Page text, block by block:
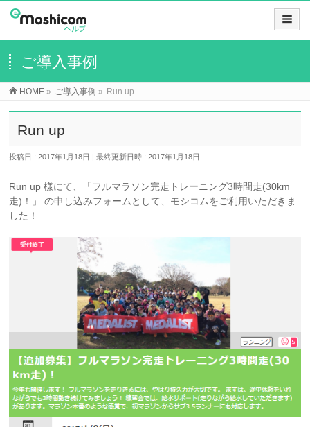
ご導入事例
HOME » ご導入事例 » Run up
Run up
投稿日 : 2017年1月18日 最終更新日時 : 2017年1月18日
Run up 様にて、「フルマラソン完走トレーニング3時間走(30km
走)！」 の申し込みフォームとして、モシコムをご利用いただきま
した！